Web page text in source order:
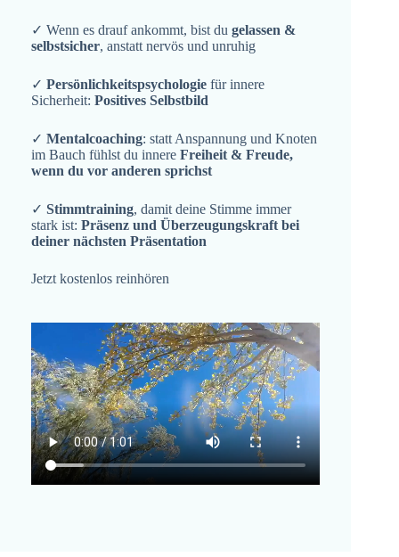
✓ Wenn es drauf ankommt, bist du gelassen &
selbstsicher, anstatt nervös und unruhig
✓ Persönlichkeitspsychologie für innere
Sicherheit: Positives Selbstbild
✓ Mentalcoaching: statt Anspannung und Knoten
im Bauch fühlst du innere Freiheit & Freude,
wenn du vor anderen sprichst
✓ Stimmtraining, damit deine Stimme immer
stark ist: Präsenz und Überzeugungskraft bei
deiner nächsten Präsentation
Jetzt kostenlos reinhören